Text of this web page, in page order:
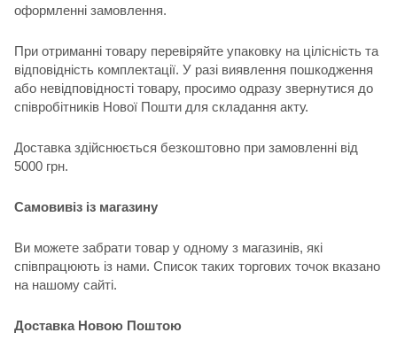
оформленні замовлення.
При отриманні товару перевіряйте упаковку на цілісність та
відповідність комплектації. У разі виявлення пошкодження
або невідповідності товару, просимо одразу звернутися до
співробітників Нової Пошти для складання акту.
Доставка здійснюється безкоштовно при замовленні від
5000 грн.
Самовивіз із магазину
Ви можете забрати товар у одному з магазинів, які
співпрацюють із нами. Список таких торгових точок вказано
на нашому сайті.
Доставка Новою Поштою